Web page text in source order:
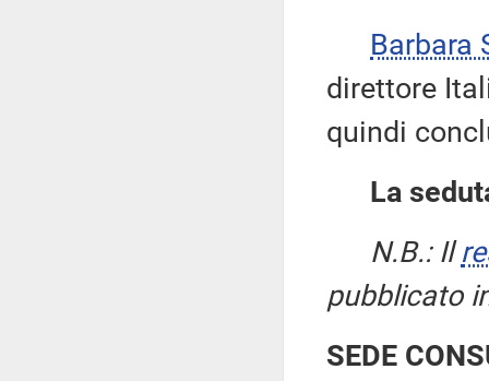
Barbara
direttore
quindi
La
N.B.: Il
pubblicato
SEDE